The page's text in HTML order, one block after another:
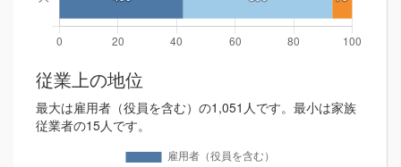
従業上の地位
最大は雇用者（役員を含む）の1,051人です。最小は家族
従業者の15人です。